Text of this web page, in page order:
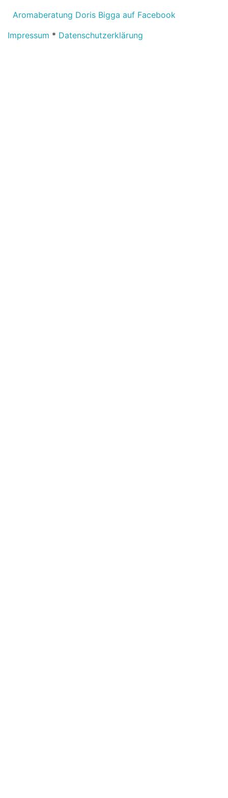
Aromaberatung Doris Bigga auf Facebook
Impressum * Datenschutzerklärung